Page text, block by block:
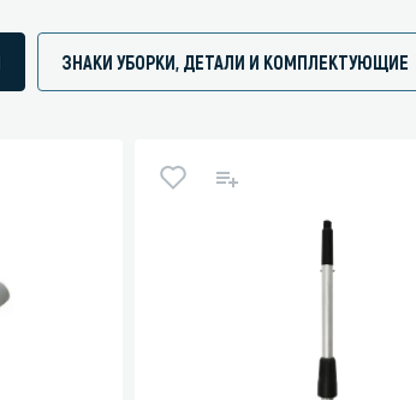
ЗНАКИ УБОРКИ, ДЕТАЛИ И КОМПЛЕКТУЮЩИЕ